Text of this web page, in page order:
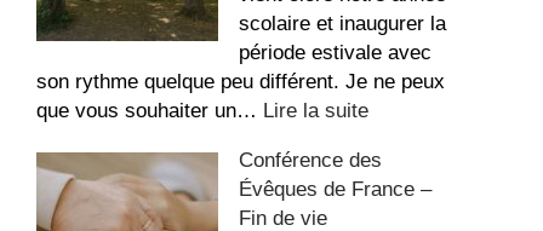
Saint-
Étienne
scolaire et inaugurer la
période estivale avec
son rythme quelque peu différent. Je ne peux
que vous souhaiter un… Lire la suite:
recette
du
Conférence des
Évêques de France –
Fin de vie